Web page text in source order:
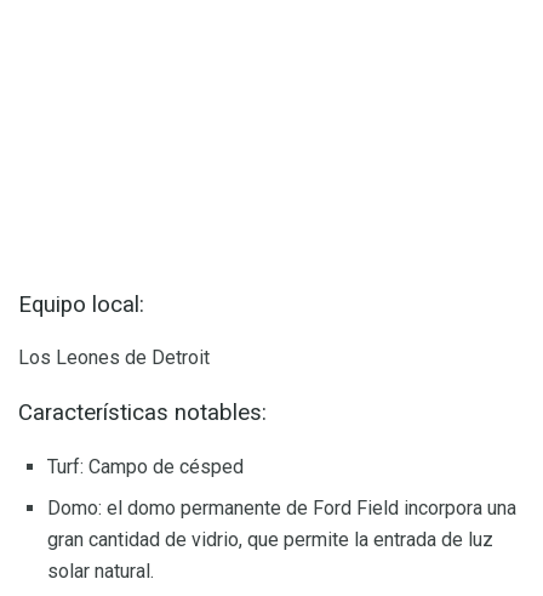
Equipo local:
Los Leones de Detroit
Características notables:
Turf: Campo de césped
Domo: el domo permanente de Ford Field incorpora una
gran cantidad de vidrio, que permite la entrada de luz
solar natural.